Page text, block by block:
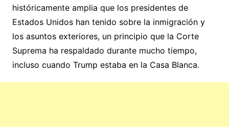
históricamente amplia que los presidentes de
Estados Unidos han tenido sobre la inmigración y
los asuntos exteriores, un principio que la Corte
Suprema ha respaldado durante mucho tiempo,
incluso cuando Trump estaba en la Casa Blanca.